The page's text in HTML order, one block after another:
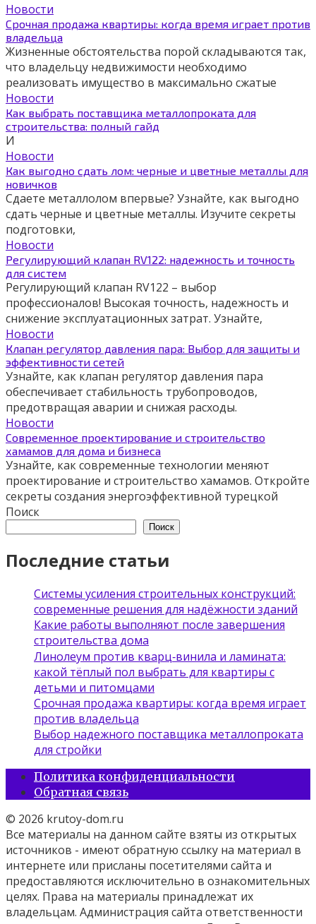
Новости
Срочная продажа квартиры: когда время играет против
владельца
Жизненные обстоятельства порой складываются так,
что владельцу недвижимости необходимо
реализовать имущество в максимально сжатые
Новости
Как выбрать поставщика металлопроката для
строительства: полный гайд
И
Новости
Как выгодно сдать лом: черные и цветные металлы для
новичков
Сдаете металлолом впервые? Узнайте, как выгодно
сдать черные и цветные металлы. Изучите секреты
подготовки,
Новости
Регулирующий клапан RV122: надежность и точность
для систем
Регулирующий клапан RV122 – выбор
профессионалов! Высокая точность, надежность и
снижение эксплуатационных затрат. Узнайте,
Новости
Клапан регулятор давления пара: Выбор для защиты и
эффективности сетей
Узнайте, как клапан регулятор давления пара
обеспечивает стабильность трубопроводов,
предотвращая аварии и снижая расходы.
Новости
Современное проектирование и строительство
хамамов для дома и бизнеса
Узнайте, как современные технологии меняют
проектирование и строительство хамамов. Откройте
секреты создания энергоэффективной турецкой
Поиск
Поиск
Последние статьи
Системы усиления строительных конструкций:
современные решения для надёжности зданий
Какие работы выполняют после завершения
строительства дома
Линолеум против кварц‑винила и ламината:
какой тёплый пол выбрать для квартиры с
детьми и питомцами
Срочная продажа квартиры: когда время играет
против владельца
Выбор надежного поставщика металлопроката
для стройки
Политика конфиденциальности
Обратная связь
© 2026 krutoy-dom.ru
Все материалы на данном сайте взяты из открытых
источников - имеют обратную ссылку на материал в
интернете или присланы посетителями сайта и
предоставляются исключительно в ознакомительных
целях. Права на материалы принадлежат их
владельцам. Администрация сайта ответственности